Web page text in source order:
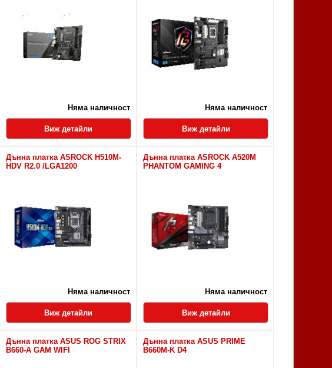
Няма наличност
Виж детайли
Няма наличност
Виж детайли
Дънна платка ASROCK H510M-
HDV R2.0 /LGA1200
Няма наличност
Виж детайли
Дънна платка ASROCK A520M
PHANTOM GAMING 4
Няма наличност
Виж детайли
Дънна платка ASUS ROG STRIX
B660-A GAM WIFI
Дънна платка ASUS PRIME
B660M-K D4